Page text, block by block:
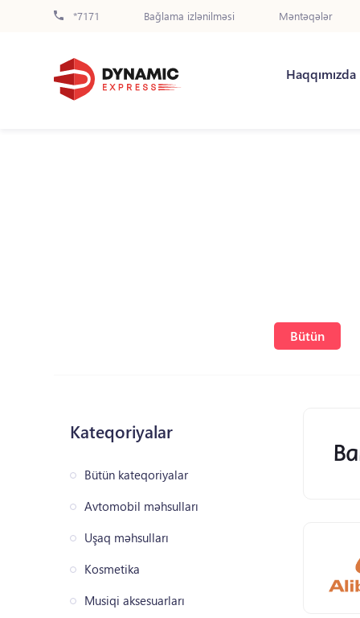
*7171 Bağlama izlənilməsi Məntəqələr
Haqqımızda
Bütün
Kateqoriyalar
Bütün kateqoriyalar
Avtomobil məhsulları
Uşaq məhsulları
Kosmetika
Musiqi aksesuarları